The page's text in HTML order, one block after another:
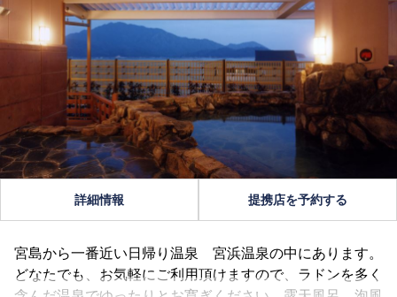
詳細情報 提携店を予約する
宮島から一番近い日帰り温泉 宮浜温泉の中にあります。
どなたでも、お気軽にご利用頂けますので、ラドンを多く